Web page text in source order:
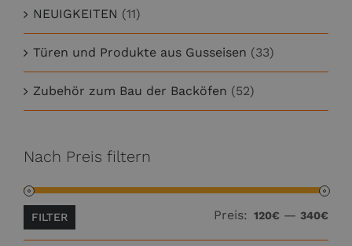
NEUIGKEITEN (11)
Türen und Produkte aus Gusseisen (33)
Zubehör zum Bau der Backöfen (52)
Nach Preis filtern
FILTER Preis: 120€ — 340€